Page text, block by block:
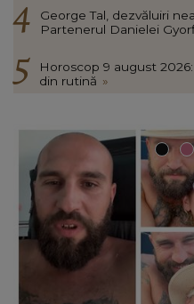
George Tal, dezvăluiri
Partenerul Danielei
Horoscop 9 august
din rutină »